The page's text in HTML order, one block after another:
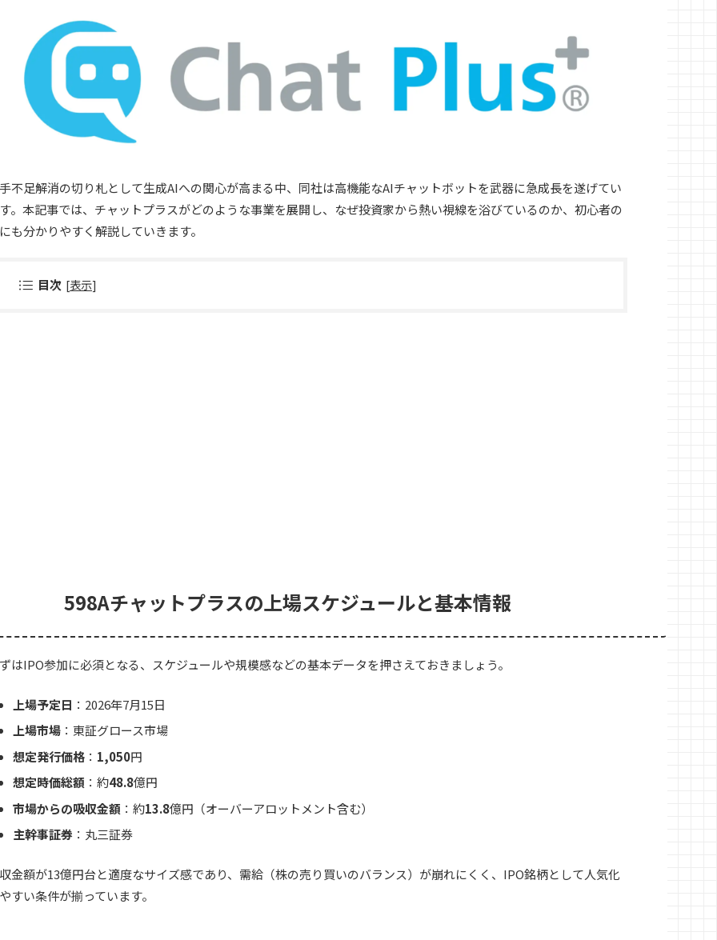
不足解消の切り札として生成AIへの関心が高まる中、同社は高機能なAIチャットボットを武器に急成長を遂げてい
。本記事では、チャットプラスがどのような事業を展開し、なぜ投資家から熱い視線を浴びているのか、初心者の
も分かりやすく解説していきます。
目次 [表示]
598Aチャットプラスの上場スケジュールと基本情報
はIPO参加に必須となる、スケジュールや規模感などの基本データを押さえておきましょう。
上場予定日 ：2026年7月15日
上場市場 ：東証グロース市場
想定発行価格 ： 1,050円
想定時価総額 ：約48.8億円
市場からの吸収金額 ：約13.8億円（オーバーアロットメント含む）
主幹事証券 ：丸三証券
金額が13億円台と適度なサイズ感であり、需給（株の売り買いのバランス）が崩れにくく、IPO銘柄として人気化
すい条件が揃っています。